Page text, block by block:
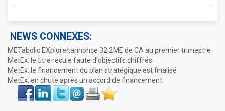
NEWS CONNEXES:
METabolic EXplorer:annonce 32,2ME de CA au premier trimestre
MetEx: le titre recule faute d'objectifs chiffrés
MetEx: le financement du plan stratégique est finalisé
MetEx: en chute après un accord de financement
Face
book
LinkIn Twitter Envoyer ImprimerFavoris